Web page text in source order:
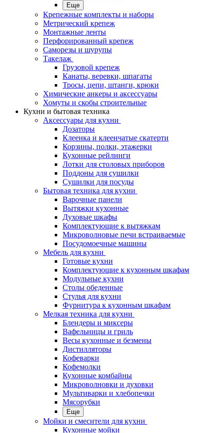
Еще
Крепежные комплекты и наборы
Метрический крепеж
Монтажные ленты
Перфорированный крепеж
Саморезы и шурупы
Такелаж
Грузовой крепеж
Канаты, веревки, шпагаты
Тросы, цепи, штанги, крюки
Химические анкеры и аксессуары
Хомуты и скобы строительные
Кухни и бытовая техника
Аксессуары для кухни
Дозаторы
Клеенка и клеенчатые скатерти
Корзины, полки, этажерки
Кухонные рейлинги
Лотки для столовых приборов
Поддоны для сушилки
Сушилки для посуды
Бытовая техника для кухни
Варочные панели
Вытяжки кухонные
Духовые шкафы
Комплектующие к вытяжкам
Микроволновые печи встраиваемые
Посудомоечные машины
Мебель для кухни
Готовые кухни
Комплектующие к кухонным шкафам
Модульные кухни
Столы обеденные
Стулья для кухни
Фурнитура к кухонным шкафам
Мелкая техника для кухни
Блендеры и миксеры
Вафельницы и гриль
Весы кухонные и безмены
Дистилляторы
Кофеварки
Кофемолки
Кухонные комбайны
Микроволновки и духовки
Мультиварки и хлебопечки
Мясорубки
Еще
Мойки и смесители для кухни
Кухонные мойки